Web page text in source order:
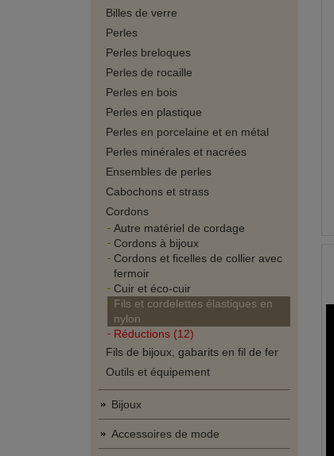
Billes de verre
Perles
Perles breloques
Perles de rocaille
Perles en bois
Perles en plastique
Perles en porcelaine et en métal
Perles minérales et nacrées
Ensembles de perles
Cabochons et strass
Cordons
Autre matériel de cordage
Cordons à bijoux
Cordons et ficelles de collier avec
fermoir
Cuir et éco-cuir
Fils et cordelettes élastiques en
nylon
Réductions (12)
Fils de bijoux, gabarits en fil de fer
Outils et équipement
Bijoux
Accessoires de mode